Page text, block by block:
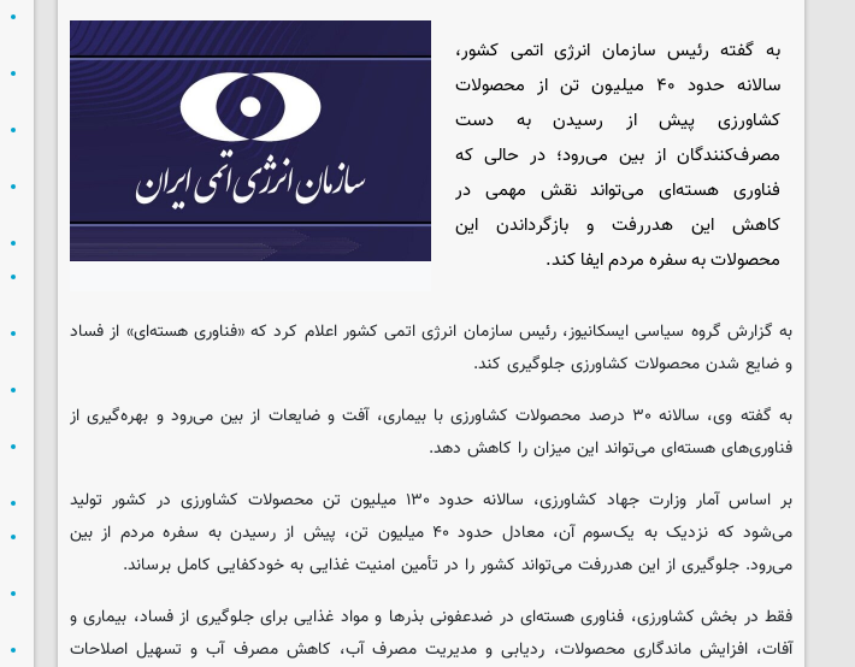
به گفته رئیس سازمان انرژی اتمی کشور،
سالانه حدود ۴۰ میلیون تن از محصولات
کشاورزی پیش از رسیدن به دست
مصرف‌کنندگان از بین می‌رود؛ در حالی که
فناوری هسته‌ای می‌تواند نقش مهمی در
کاهش این هدررفت و بازگرداندن این
محصولات به سفره مردم ایفا کند.
به گزارش گروه سیاسی ایسکانیوز، رئیس سازمان انرژی اتمی کشور اعلام کرد که «فناوری هسته‌ای» از فساد
و ضایع شدن محصولات کشاورزی جلوگیری کند.
به گفته وی، سالانه ۳۰ درصد محصولات کشاورزی با بیماری،‌ آفت و ضایعات از بین می‌رود و بهره‌گیری از
فناوری‌های هسته‌ای می‌تواند این میزان را کاهش دهد.
بر اساس آمار وزارت جهاد کشاورزی، سالانه حدود ۱۳۰ میلیون تن محصولات کشاورزی در کشور تولید
می‌شود که نزدیک به یک‌سوم آن، معادل حدود ۴۰ میلیون تن، پیش از رسیدن به سفره مردم از بین
می‌رود. جلوگیری از این هدررفت می‌تواند کشور را در تأمین امنیت غذایی به خودکفایی کامل برساند.
فقط در بخش کشاورزی، فناوری هسته‌ای در ضدعفونی بذرها و مواد غذایی برای جلوگیری از فساد، بیماری و
آفات، افزایش ماندگاری محصولات، ردیابی و مدیریت مصرف آب، کاهش مصرف آب و تسهیل اصلاحات